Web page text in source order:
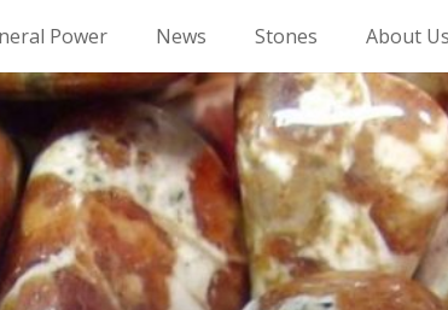
Power News Stones About Us